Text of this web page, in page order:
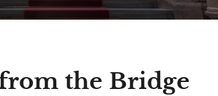
the Bridge